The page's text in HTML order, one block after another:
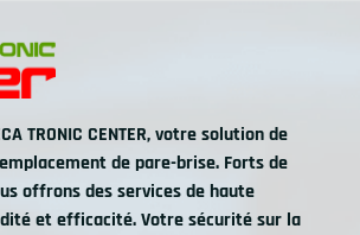
TRONIC CENTER, votre solution de
de pare-brise. Forts de
offrons des services de haute
et efficacité. Votre sécurité sur la